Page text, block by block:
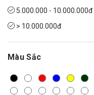
5.000.000 - 10.000.000đ
> 10.000.000đ
Màu Sắc